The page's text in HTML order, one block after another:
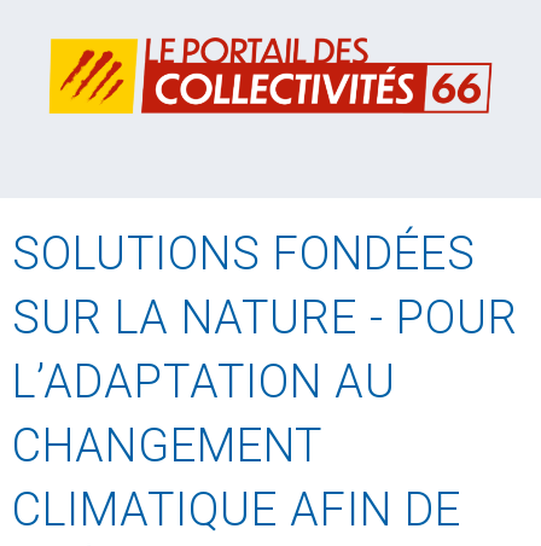
SOLUTIONS FONDÉES
SUR LA NATURE - POUR
L’ADAPTATION AU
CHANGEMENT
CLIMATIQUE AFIN DE